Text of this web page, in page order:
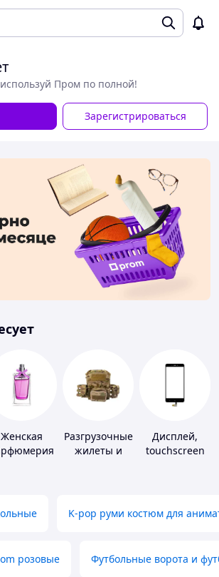
Пром по полной!
Зарегистрироваться
Женская
Разгрузочные
жилеты и
Дисплей,
touchscreen
K-pop руми костюм для
розовые Футбольные ворота и